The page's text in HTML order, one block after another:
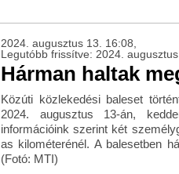
2024. augusztus 13. 16:08,
Legutóbb frissítve: 2024.
Hárman haltak
Közúti közlekedési baleset
2024. augusztus 13-án,
információink szerint két
as kilométerénél. A balesetben
(Fotó: MTI)